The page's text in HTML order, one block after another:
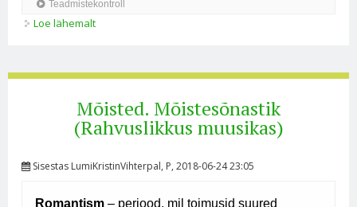
Loe lähemalt
Mõisted. Mõistesõnastik
(Rahvuslikkus muusikas)
Sisestas LumiKristinVihterpal, P, 2018-06-24 23:05